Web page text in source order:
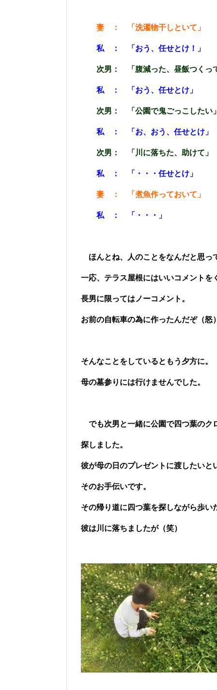
妻 ： 「洗濯物干しといて」
私 ： 「おう、任せとけ！」
次男： 「腹減った、昼飯つくっ
私 ： 「おう、任せとけ」
次男： 「公園で鬼ごっこしたい
私 ： 「お、おう、任せとけ」
次男： 「川に落ちた、助けて」
私 ： 「・・・任せとけ」
妻 ： 「煮魚作っておいて」
私 ： 「・・・」
ほんとね、人のことをなんだと思っ
一応、テラス屋根にはいいコメントを
長男に限ってはノーコメント。
お前の自転車の為に作ったんだぞ（怒
そんなことをしているともう夕方に。
母の墓参りには行けませんでした。
でも次男と一緒に公園で四つ葉のク
探しました。
彼が母の日のプレゼントに渡したいと
そのお手伝いです。
その帰り道に四つ葉を探しながら歩い
彼は川に落ちましたが（笑）